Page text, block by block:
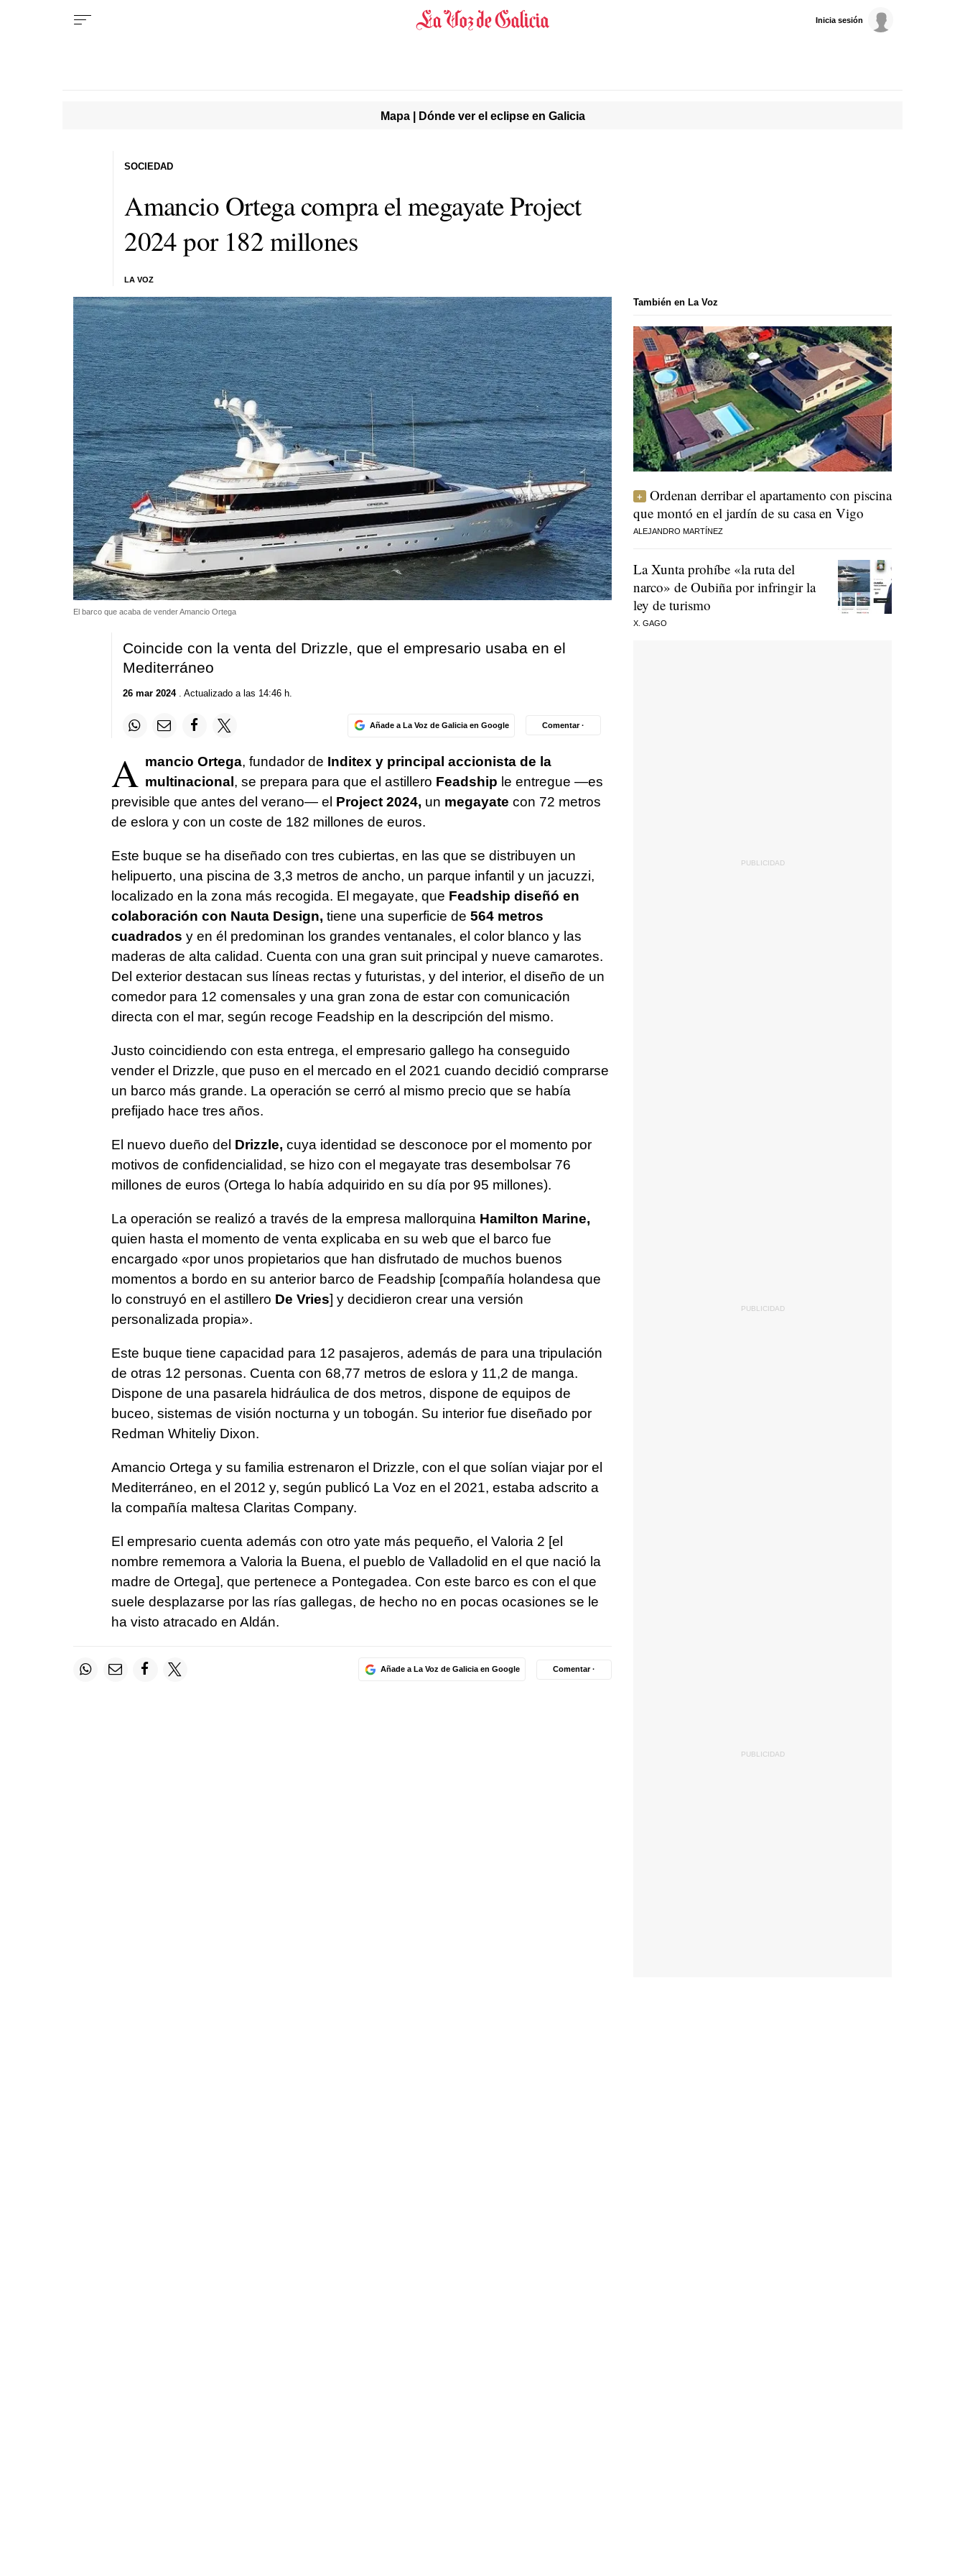
Inicia sesión
Mapa | Dónde ver el eclipse en Galicia
Amancio Ortega compra el megayate Project
2024 por 182 millones
LA VOZ
SOCIEDAD
El barco que acaba de vender Amancio Ortega
Coincide con la venta del Drizzle, que el empresario usaba en el
Mediterráneo
26 mar 2024. Actualizado a las 14:46 h.
Añade a La Voz de Galicia en Google Comentar ·
A mancio Ortega, fundador de Inditex y principal accionista de la
multinacional, se prepara para que el astillero Feadship le entregue —es
previsible que antes del verano— el Project 2024, un megayate con 72 metros
de eslora y con un coste de 182 millones de euros.
Este buque se ha diseñado con tres cubiertas, en las que se distribuyen un
helipuerto, una piscina de 3,3 metros de ancho, un parque infantil y un jacuzzi,
localizado en la zona más recogida. El megayate, que Feadship diseñó en
colaboración con Nauta Design, tiene una superficie de 564 metros
cuadrados y en él predominan los grandes ventanales, el color blanco y las
maderas de alta calidad. Cuenta con una gran suit principal y nueve camarotes.
Del exterior destacan sus líneas rectas y futuristas, y del interior, el diseño de un
comedor para 12 comensales y una gran zona de estar con comunicación
directa con el mar, según recoge Feadship en la descripción del mismo.
Justo coincidiendo con esta entrega, el empresario gallego ha conseguido
vender el Drizzle, que puso en el mercado en el 2021 cuando decidió comprarse
un barco más grande. La operación se cerró al mismo precio que se había
prefijado hace tres años.
El nuevo dueño del Drizzle, cuya identidad se desconoce por el momento por
motivos de confidencialidad, se hizo con el megayate tras desembolsar 76
millones de euros (Ortega lo había adquirido en su día por 95 millones).
La operación se realizó a través de la empresa mallorquina Hamilton Marine,
quien hasta el momento de venta explicaba en su web que el barco fue
encargado «por unos propietarios que han disfrutado de muchos buenos
momentos a bordo en su anterior barco de Feadship [compañía holandesa que
lo construyó en el astillero De Vries] y decidieron crear una versión
personalizada propia».
Este buque tiene capacidad para 12 pasajeros, además de para una tripulación
de otras 12 personas. Cuenta con 68,77 metros de eslora y 11,2 de manga.
Dispone de una pasarela hidráulica de dos metros, dispone de equipos de
buceo, sistemas de visión nocturna y un tobogán. Su interior fue diseñado por
Redman Whiteliy Dixon.
Amancio Ortega y su familia estrenaron el Drizzle, con el que solían viajar por el
Mediterráneo, en el 2012 y, según publicó La Voz en el 2021, estaba adscrito a
la compañía maltesa Claritas Company.
El empresario cuenta además con otro yate más pequeño, el Valoria 2 [el
nombre rememora a Valoria la Buena, el pueblo de Valladolid en el que nació la
madre de Ortega], que pertenece a Pontegadea. Con este barco es con el que
suele desplazarse por las rías gallegas, de hecho no en pocas ocasiones se le
ha visto atracado en Aldán.
Añade a La Voz de Galicia en Google Comentar ·
También en La Voz
Ordenan derribar el apartamento con piscina
que montó en el jardín de su casa en Vigo
ALEJANDRO MARTÍNEZ
La Xunta prohíbe «la ruta del
narco» de Oubiña por infringir la
ley de turismo
X. GAGO